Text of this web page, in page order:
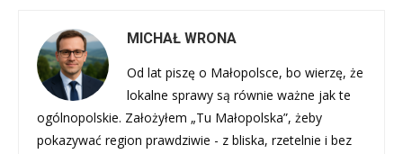
MICHAŁ WRONA
Od lat piszę o Małopolsce, bo wierzę, że
lokalne sprawy są równie ważne jak te
ogólnopolskie. Założyłem „Tu Małopolska”, żeby
pokazywać region prawdziwie - z bliska, rzetelnie i bez